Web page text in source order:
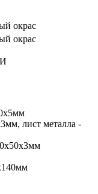
окрас
окрас
лист металла -